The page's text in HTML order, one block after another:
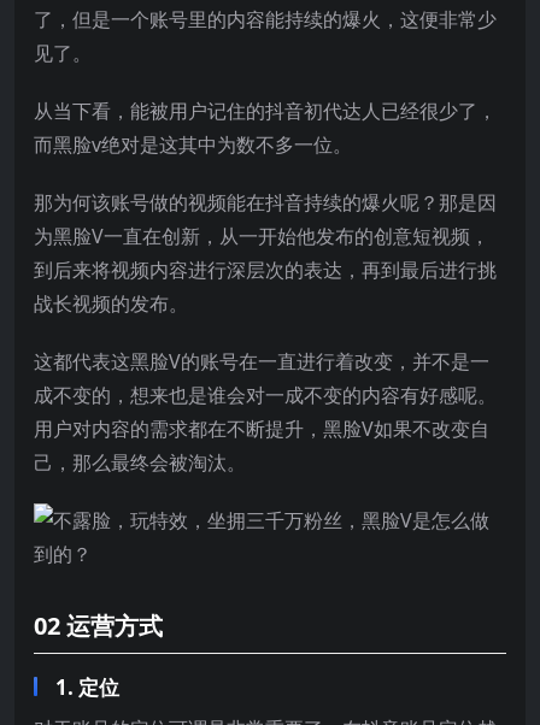
了，但是一个账号里的内容能持续的爆火，这便非常少
见了。
从当下看，能被用户记住的抖音初代达人已经很少了，
而黑脸v绝对是这其中为数不多一位。
那为何该账号做的视频能在抖音持续的爆火呢？那是因
为黑脸V一直在创新，从一开始他发布的创意短视频，
到后来将视频内容进行深层次的表达，再到最后进行挑
战长视频的发布。
这都代表这黑脸V的账号在一直进行着改变，并不是一
成不变的，想来也是谁会对一成不变的内容有好感呢。
用户对内容的需求都在不断提升，黑脸V如果不改变自
己，那么最终会被淘汰。
02 运营方式
1. 定位